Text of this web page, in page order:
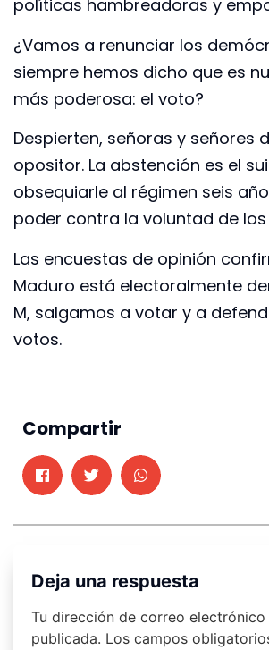
políticas hambreadoras y
¿Vamos a renunciar los
siempre hemos dicho que es
más poderosa: el voto?
Despierten, señoras y señores
opositor. La abstención es el
obsequiarle al régimen seis
poder contra la voluntad de los
Las encuestas de opinión
Maduro está electoralmente
M, salgamos a votar y a
votos.
Compartir
Deja una respuesta
Tu dirección de correo electrónico
publicada. Los campos